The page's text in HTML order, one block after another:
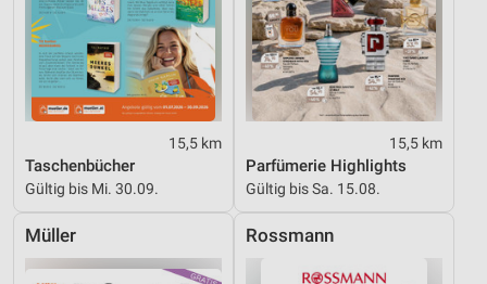
15,5 km
Taschenbücher
Gültig bis Mi. 30.09.
15,5 km
Parfümerie Highlights
Gültig bis Sa. 15.08.
Müller Rossmann
Performance
Funktional
Werbung